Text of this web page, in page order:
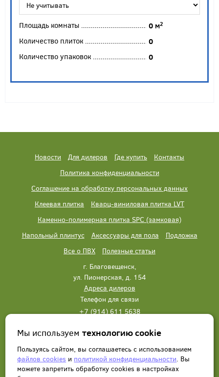
Площадь комнаты 0 м2
Количество плиток
0
Количество упаковок
0
Новости Для дилеров Где купить
Контакты
Политика конфиденциальности
Соглашение на обработку персональных данных
Клеевая плитка
Кварц-виниловая плитка LVT
Каменно-полимерная плитка SPC (замковая)
Напольный плинтус
Аксессуары для пола
Подложка
Все о ПВХ
Полезные статьи
г. Благовещенск,
ул. Пионерская, д. 154
Адреса дилеров
Телефон для связи
+7 (914) 611 5638
Написать нам Заказать звонок
Мы используемтехнологию cookie
Пользуясь сайтом, вы соглашаетесь с использованием
файлов cookies и политикой конфиденциальности. Вы
можете запретить обработку сookies в настройках